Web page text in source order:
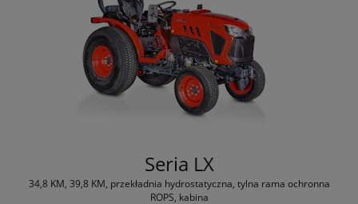
Seria LX
34,8 KM, 39,8 KM, przekładnia hydrostatyczna, tylna rama ochronna
ROPS, kabina